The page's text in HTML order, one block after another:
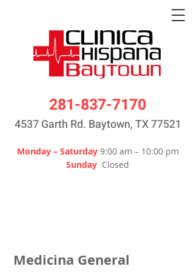
281-837-7170
4537 Garth Rd. Baytown, TX 77521
Monday – Saturday 9:00 am – 10:00 pm
Sunday Closed
Medicina General